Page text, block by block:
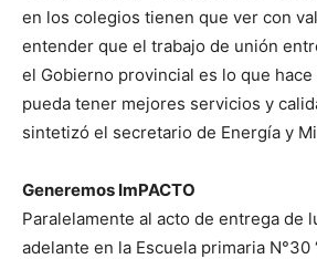
en los colegios tienen que ver con
entender que el trabajo de unión
el Gobierno provincial es lo que
pueda tener mejores servicios y
sintetizó el secretario de Energía y
Generemos ImPACTO
Paralelamente al acto de entrega de
adelante en la Escuela primaria N°30